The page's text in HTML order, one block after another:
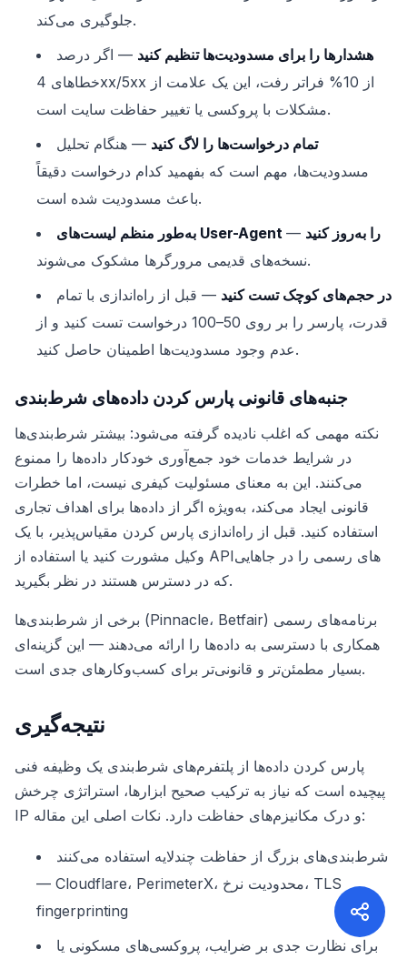
جلوگیری می‌کند.
هشدارها را برای مسدودیت‌ها تنظیم کنید — اگر درصد
خطاهای 4xx/5xx از 10% فراتر رفت، این یک علامت از
مشکلات با پروکسی یا تغییر حفاظت سایت است.
تمام درخواست‌ها را لاگ کنید — هنگام تحلیل
مسدودیت‌ها، مهم است که بفهمید کدام درخواست دقیقاً
باعث مسدودیت شده است.
به‌طور منظم لیست‌های User-Agent را به‌روز کنید —
نسخه‌های قدیمی مرورگرها مشکوک می‌شوند.
در حجم‌های کوچک تست کنید — قبل از راه‌اندازی با تمام
قدرت، پارسر را بر روی 50–100 درخواست تست کنید و از
عدم وجود مسدودیت‌ها اطمینان حاصل کنید.
جنبه‌های قانونی پارس کردن داده‌های شرط‌بندی
نکته مهمی که اغلب نادیده گرفته می‌شود: بیشتر شرط‌بندی‌ها
در شرایط خدمات خود جمع‌آوری خودکار داده‌ها را ممنوع
می‌کنند. این به معنای مسئولیت کیفری نیست، اما خطرات
قانونی ایجاد می‌کند، به‌ویژه اگر از داده‌ها برای اهداف تجاری
استفاده کنید. قبل از راه‌اندازی پارس کردن مقیاس‌پذیر، با یک
وکیل مشورت کنید یا استفاده از API‌های رسمی را در جاهایی
که در دسترس هستند در نظر بگیرید.
برخی از شرط‌بندی‌ها (Pinnacle، Betfair) برنامه‌های رسمی
همکاری با دسترسی به داده‌ها را ارائه می‌دهند — این گزینه‌ای
بسیار مطمئن‌تر و قانونی‌تر برای کسب‌وکارهای جدی است.
نتیجه‌گیری
پارس کردن داده‌ها از پلتفرم‌های شرط‌بندی یک وظیفه فنی
پیچیده است که نیاز به ترکیب صحیح ابزارها، استراتژی چرخش
IP و درک مکانیزم‌های حفاظت دارد. نکات اصلی این مقاله:
شرط‌بندی‌های بزرگ از حفاظت چندلایه استفاده می‌کنند
— Cloudflare، PerimeterX، محدودیت نرخ، TLS
fingerprinting
برای نظارت جدی بر ضرایب، پروکسی‌های مسکونی یا